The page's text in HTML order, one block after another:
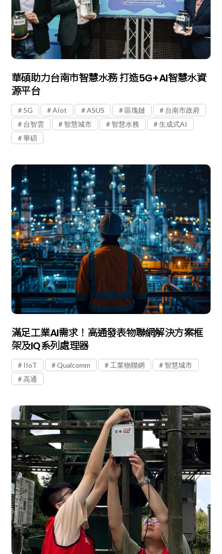
華碩助力台南市智慧水務 打造5G+AI智慧水資
源平台
5G AIot ASUS 區塊鏈
台南市政府
台智雲
智慧城市 智慧水務
生成式AI
華碩
滿足工業AI需求！高通發表物聯網解決方案框
架及IQ系列處理器
IIoT Qualcomm 工業物聯網
智慧城市
高通